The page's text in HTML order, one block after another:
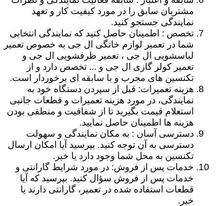
مشتریان سابق را در مورد کیفیت کار و تعهد
نمایندگی جستجو کنید.
تخصص : اطمینان حاصل کنید که نمایندگی انتخابی
شما در تعمیر لوازم خانگی ال جی به خصوص تعمیر
لباسشویی ال جی ، تعمیر ظرفشویی ال جی و
تعمیر کولر گازی ال جی و ... تخصص دارد و از
تکنسین های مجرب و با سابقه ای برخوردار است.
هزینه تعمیرات: قبل از سپردن دستگاه خود به
نمایندگی، در مورد هزینه تعمیرات و قطعات جانبی
استعلام قیمت بگیرید تا از شفافیت و منطقی بودن
هزینه ها اطمینان حاصل نمایید.
دسترسی آسان : به مکان نمایندگی و سهولت
دسترسی به آن توجه کنید. بپرسید آیا امکان ارسال
تکنسین به محل شما وجود دارد یا خیر.
خدمات پس از فروش: در مورد شرایط گارانتی و
خدمات پس از فروش سؤال کنید. بپرسید که آیا
قطعات استفاده شده در تعمیر، گارانتی دارند یا
خیر.